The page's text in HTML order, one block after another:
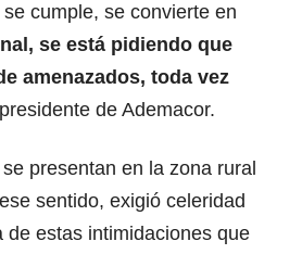
cumple, se convierte en
se está pidiendo que
amenazados, toda vez
de Ademacor.
presentan en la zona rural
sentido, exigió celeridad
estas intimidaciones que